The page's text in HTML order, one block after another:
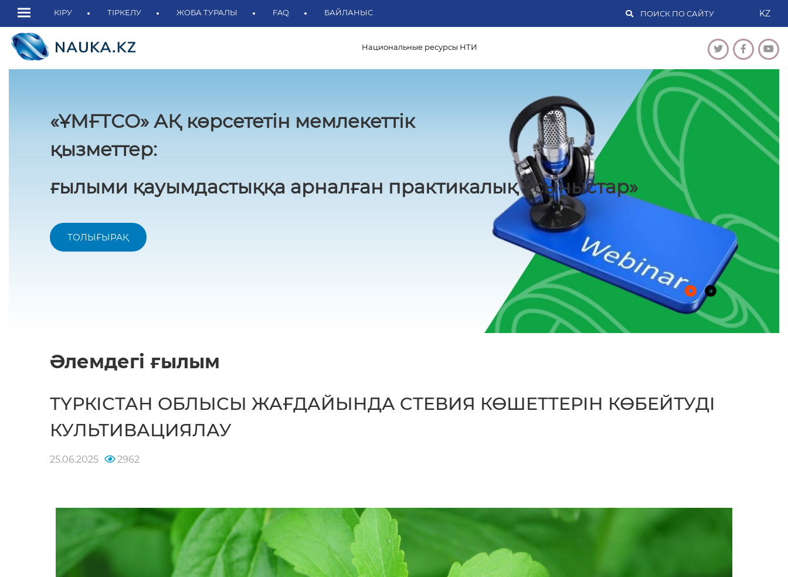
КІРУ ТІРКЕЛУ ЖОБА ТУРАЛЫ FAQ БАЙЛАНЫС KZ
Национальные ресурсы НТИ
«ҰМҒТСО» АҚ көрсететін мемлекеттік
қызметтер:
ғылыми қауымдастыққа арналған практикалық ұсыныстар»
ТОЛЫҒЫРАҚ
Әлемдегі ғылым
ТҮРКІСТАН ОБЛЫСЫ ЖАҒДАЙЫНДА CТЕВИЯ КӨШЕТТЕРІН КӨБЕЙТУДІ
КУЛЬТИВАЦИЯЛАУ
25.06.2025 2962